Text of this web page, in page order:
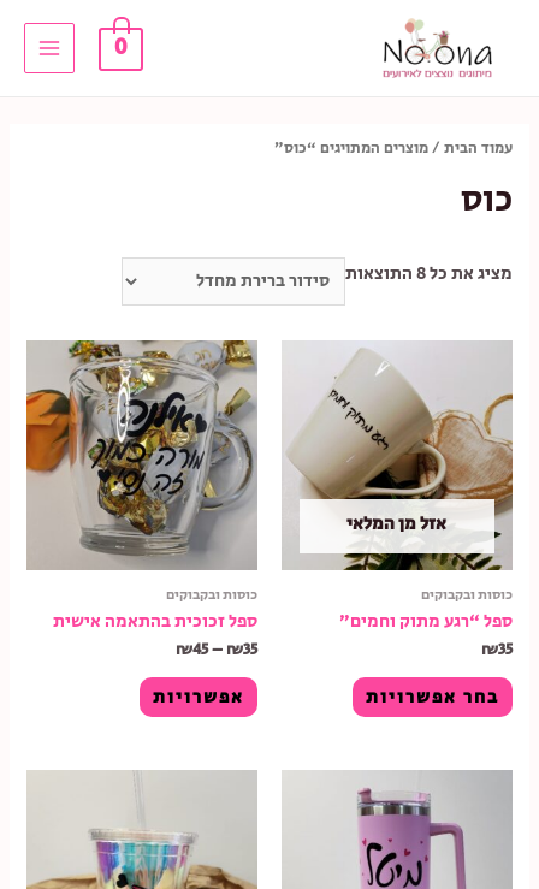
0
עמוד הבית / מוצרים המתויגים “כוס”
כוס
מציג את כל 8 התוצאות
אזל מן המלאי
כוסות ובקבוקים
ספל “רגע מתוק וחמים”
₪35
בחר אפשרויות
כוסות ובקבוקים
ספל זכוכית בהתאמה אישית
₪35
–
₪45
אפשרויות